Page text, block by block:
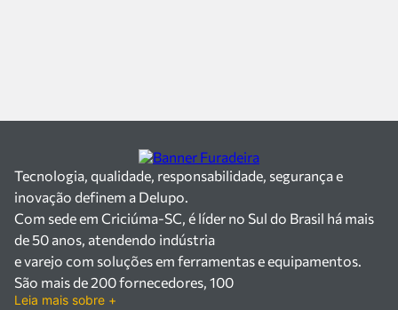
Tecnologia, qualidade, responsabilidade, segurança e
inovação definem a Delupo.
Com sede em Criciúma-SC, é líder no Sul do Brasil há mais
de 50 anos, atendendo indústria
e varejo com soluções em ferramentas e equipamentos.
São mais de 200 fornecedores, 100
mil itens à pronta entrega e uma equipe qualificada em
Leia mais sobre +